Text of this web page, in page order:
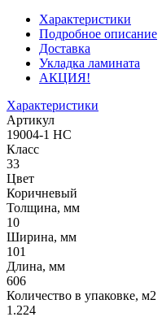
Характеристики
Подробное описание
Доставка
Укладка ламината
АКЦИЯ!
Характеристики
Артикул
19004-1 HC
Класс
33
Цвет
Коричневый
Толщина, мм
10
Ширина, мм
101
Длина, мм
606
Количество в упаковке, м2
1.224